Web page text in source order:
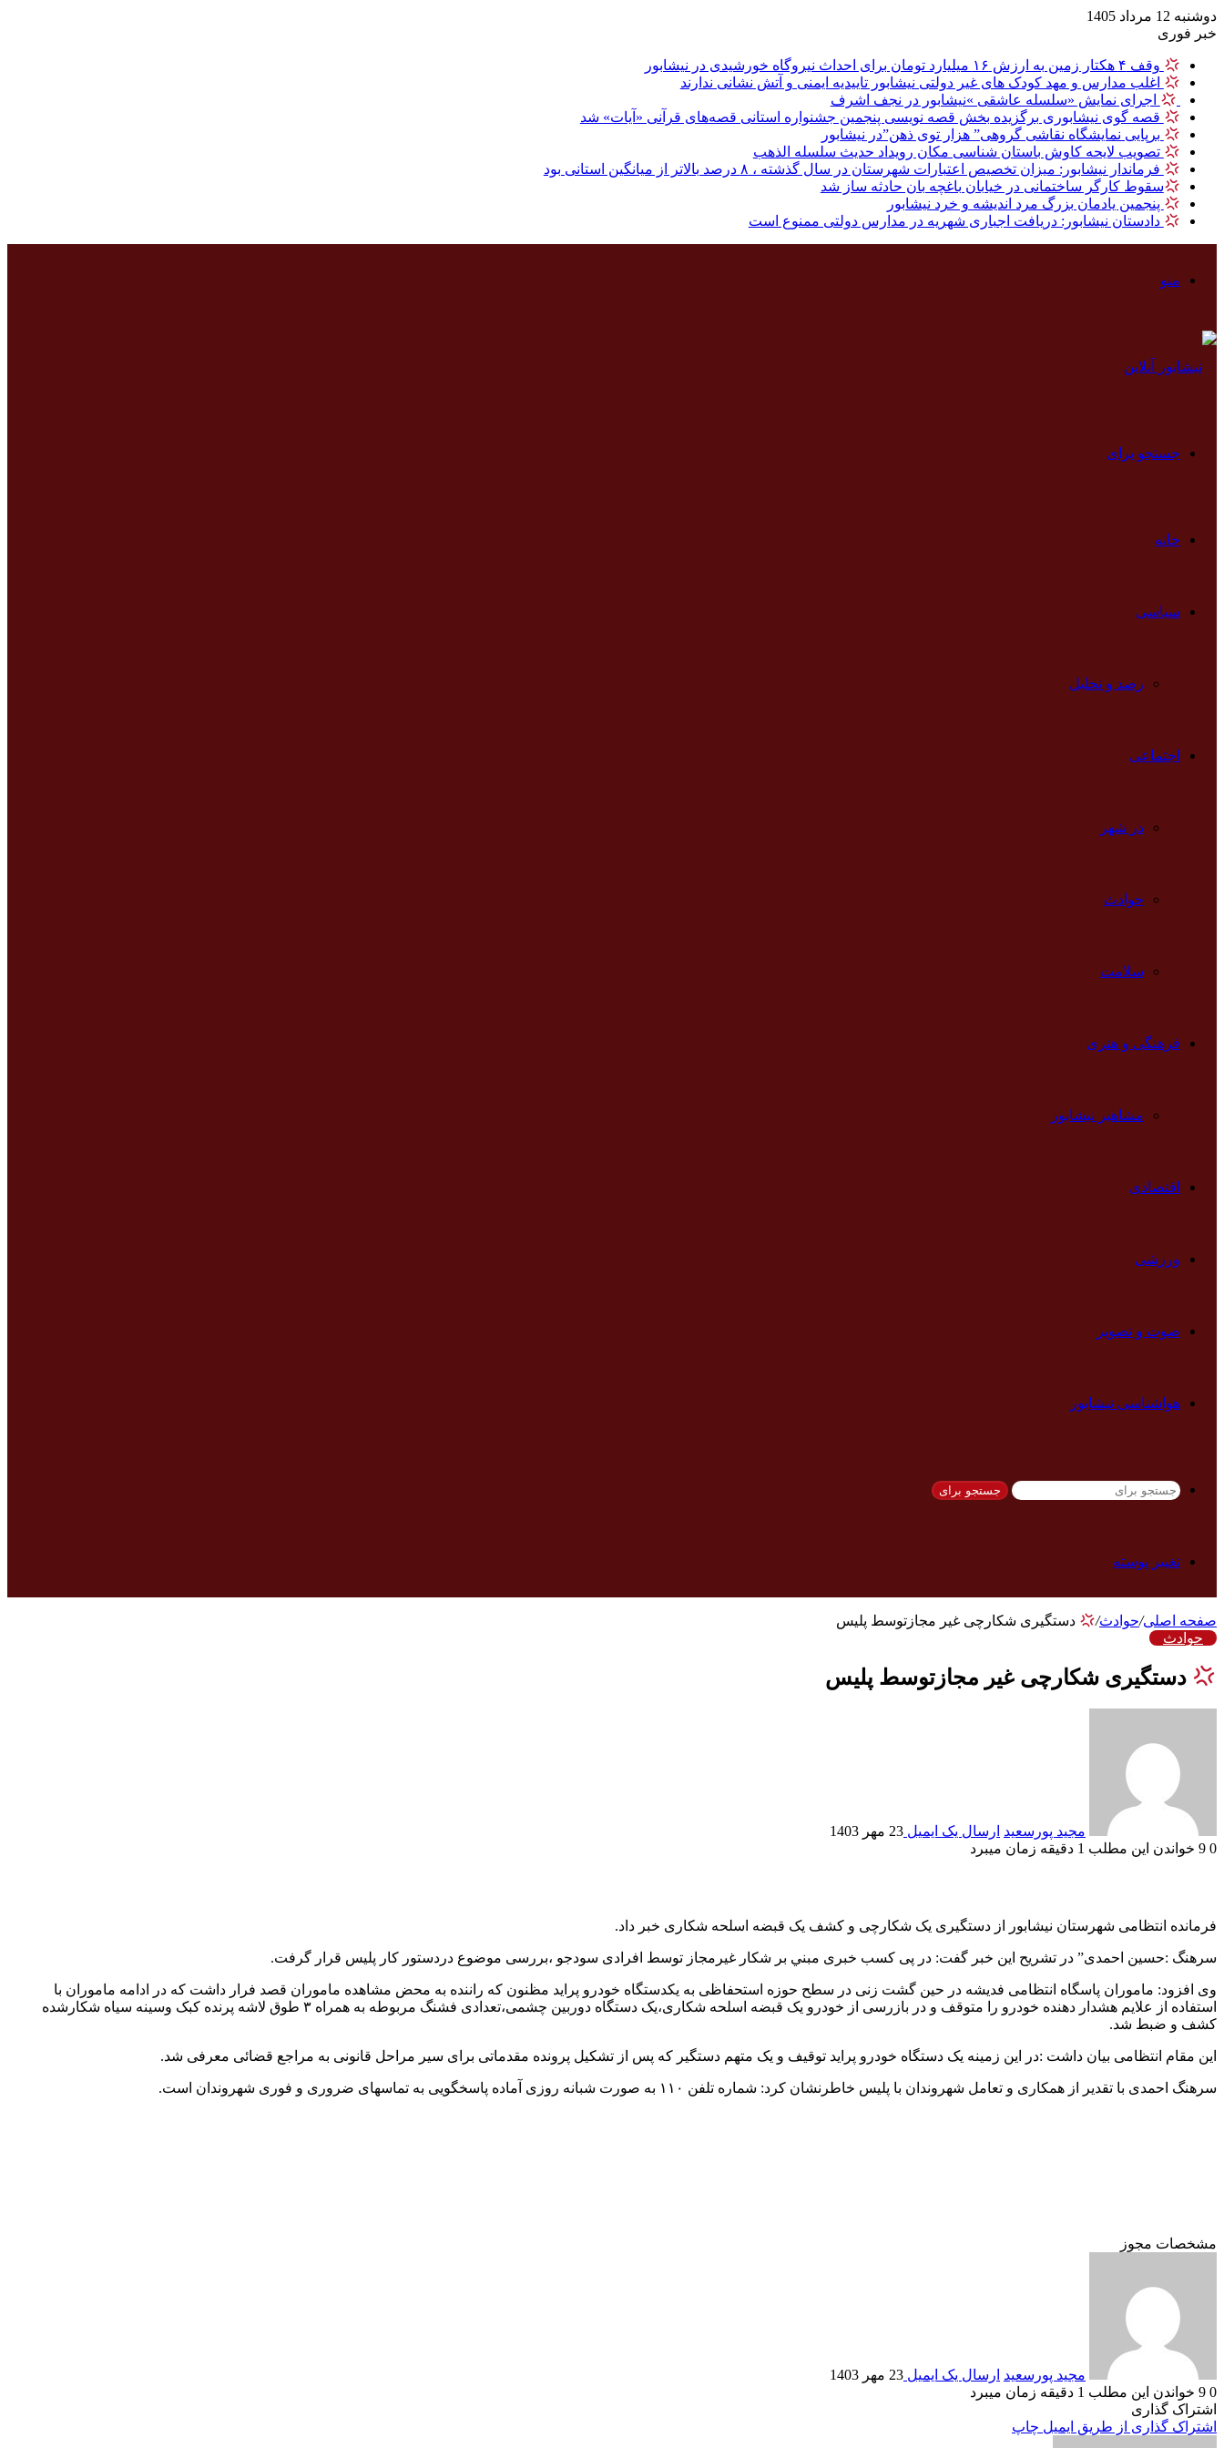
دوشنبه 12 مرداد 1405
خبر فوری
وقف ۴ هکتار زمین به ارزش ۱۶ میلیارد تومان برای احداث نیروگاه خورشیدی در نیشابور
اغلب مدارس و مهد کودک های غیر دولتی نیشابور تاییدیه ایمنی و آتش نشانی ندارند
اجرای نمایش «سلسله عاشقی »نیشابور در نجف اشرف
قصه گوی نیشابوری برگزیده بخش قصه نویسی پنجمین جشنواره استانی قصه‌های قرآنی «آیات» شد
برپایی نمایشگاه نقاشی گروهی” هزار توی ذهن”در نیشابور
تصویب لایحه کاوش باستان شناسی مکان رویداد حدیث سلسله الذهب
فرماندار نیشابور: میزان تخصیص اعتبارات شهرستان در سال گذشته ، ۸ درصد بالاتر از میانگین استانی بود
سقوط کارگر ساختمانی در خیابان باغچه بان حادثه ساز شد
پنجمین یادمان بزرگ مرد اندیشه و خرد نیشابور
دادستان نیشابور: دریافت اجباری شهریه در مدارس دولتی ممنوع است
منو
جستجو برای
خانه
سیاسی
رصد و تحلیل
اجتماعی
در شهر
حوادث
سلامت
فرهنگی و هنری
مشاهیر نیشابور
اقتصادی
ورزشی
صوت و تصویر
هواشناسی نیشابور
جستجو برای
تغییر پوسته
صفحه اصلی/حوادث/
دستگیری شکارچی غیر مجازتوسط پلیس
حوادث
دستگیری شکارچی غیر مجازتوسط پلیس
مجید پورسعید ارسال یک ایمیل 23 مهر 1403
0
خواندن این مطلب 1 دقیقه زمان میبرد
فرمانده انتظامی شهرستان نيشابور از دستگیری یک شکارچی و کشف یک قبضه اسلحه شکاری خبر داد.
سرهنگ :حسین احمدی” در تشریح این خبر گفت: در پی کسب خبری مبني بر شکار غیرمجاز توسط افرادی سودجو ،بررسی موضوع دردستور کار پلیس قرار گرفت.
وی افزود: ماموران پاسگاه انتظامی فدیشه در حین گشت زنی در سطح حوزه استحفاظی به یکدستگاه خودرو پراید مظنون که راننده به محض مشاهده ماموران قصد فرار داشت که در ادامه ماموران با
استفاده از علایم هشدار دهنده خودرو را متوقف و در بازرسی از خودرو یک قبضه اسلحه شکاری،یک دستگاه دوربین چشمی،تعدادی فشنگ مربوطه به همراه ۳ طوق لاشه پرنده کبک وسینه سیاه شکارشده
کشف و ضبط شد.
این مقام انتظامی بیان داشت :در این زمینه یک دستگاه خودرو پراید توقیف و یک متهم دستگیر که پس از تشکیل پرونده مقدماتی برای سیر مراحل قانونی به مراجع قضائی معرفی شد.
سرهنگ احمدی با تقدیر از همکاری و تعامل شهروندان با پلیس خاطرنشان کرد: شماره تلفن ۱۱۰ به صورت شبانه روزی آماده پاسخگویی به تماسهای ضروری و فوری شهروندان است.
مشخصات مجوز
مجید پورسعید ارسال یک ایمیل 23 مهر 1403
0
خواندن این مطلب 1 دقیقه زمان میبرد
اشتراک گذاری
اشتراک گذاری از طریق ایمیل چاپ